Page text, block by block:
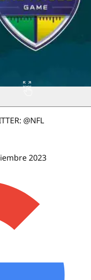
@NFL
2023